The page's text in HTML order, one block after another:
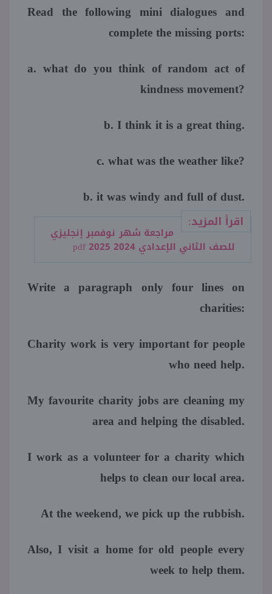
Read the following mini dialogues and
complete the missing ports:
a. what do you think of random act of
kindness movement?
b. I think it is a great thing.
c. what was the weather like?
b. it was windy and full of dust.
اقرأ المزيد:
مراجعة شهر نوفمبر إنجليزي
للصف الثاني الإعدادي 2024 2025 pdf
Write a paragraph only four lines on
charities:
Charity work is very important for people
who need help.
My favourite charity jobs are cleaning my
area and helping the disabled.
I work as a volunteer for a charity which
helps to clean our local area.
At the weekend, we pick up the rubbish.
Also, I visit a home for old people every
week to help them.